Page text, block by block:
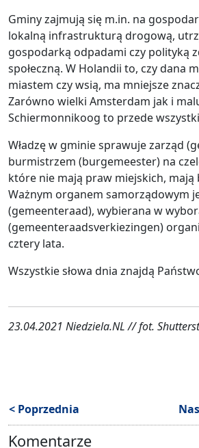
Gminy zajmują się m.in. na
lokalną infrastrukturą drogową,
gospodarką odpadami czy polityką
społeczną. W Holandii to, czy dana
miastem czy wsią, ma mniejsze
Zarówno wielki Amsterdam jak i
Schiermonnikoog to przede
Władzę w gminie sprawuje zarząd
burmistrzem (burgemeester) na
które nie mają praw miejskich, mają
Ważnym organem samorządowym
(gemeenteraad), wybierana w
(gemeenteraadsverkiezingen)
cztery lata.
Wszystkie słowa dnia znajdą
23.04.2021 Niedziela.NL // fot.
< Poprzednia
Komentarze